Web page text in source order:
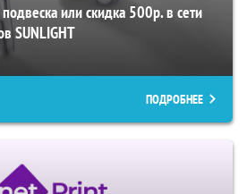
или скидка 500р. в сети
SUNLIGHT
ПОДРОБНЕЕ